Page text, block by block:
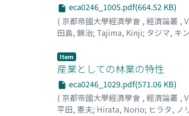
eca0246_1005.pdf(664.52 KB)
( 京都帝國大學經濟學會 , 經濟論叢 ,
田島, 錦治; Tajima, Kinji; タジマ, キ
Item
産業としての林業の特性
eca0246_1029.pdf(571.06 KB)
( 京都帝國大學經濟學會 , 經濟論叢 ,
平田, 憲夫; Hirata, Norio; ヒラタ, ノ